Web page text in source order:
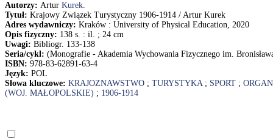
Autorzy: Artur Kurek.
Tytuł: Krajowy Związek Turystyczny 1906-1914 / Artur Kurek
Adres wydawniczy: Kraków : University of Physical Education, 2020
Opis fizyczny: 138 s. : il. ; 24 cm
Uwagi: Bibliogr. 133-138
Seria/cykl: (Monografie - Akademia Wychowania Fizycznego im.
ISBN: 978-83-62891-63-4
Język: POL
Słowa kluczowe: KRAJOZNAWSTWO ; TURYSTYKA; SPORT ;
(WOJ. MAŁOPOLSKIE) ; 1906-1914